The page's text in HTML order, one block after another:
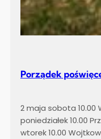
Porządek
2 maja sobota 10.00
poniedziałek 10.00
wtorek 10.00